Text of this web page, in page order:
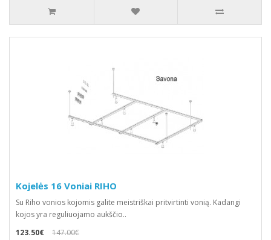
Kojelės 16 Voniai RIHO
Su Riho vonios kojomis galite meistriškai pritvirtinti vonią. Kadangi
kojos yra reguliuojamo aukščio..
123.50€
147.00€